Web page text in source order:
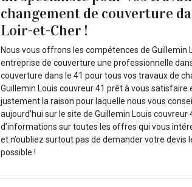
changement de couverture
Loir-et-Cher !
Nous vous offrons les compétences de Guillemin
entreprise de couverture une professionnelle
couverture dans le 41 pour tous vos travaux de
Guillemin Louis couvreur 41 prêt à vous satisfaire
justement la raison pour laquelle nous vous
aujourd’hui sur le site de Guillemin Louis couvreur
d’informations sur toutes les offres qui vous
et n’oubliez surtout pas de demander votre devis
possible !